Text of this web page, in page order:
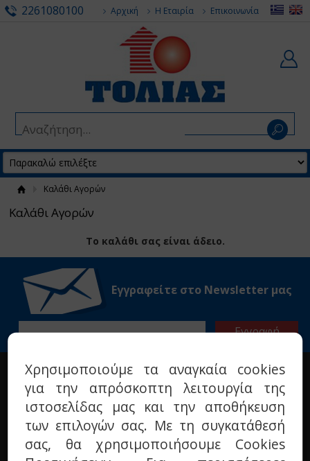
2261080100 Αρχική Η Εταιρία Επικοινωνία
Καλάθι Αγορών
Καλάθι Αγορών
Το καλάθι σας είναι άδειο.
Εγγραφείτε στο Νewsletter μας
Η ΕΤΑΙΡΙΑ
Σχετικά με μας
Όροι χρήσης
Πολιτική προστασίας
Τεχνικά ερωτήματα
Χρησιμοποιούμε τα αναγκαία cookies
για την απρόσκοπτη λειτουργία της
ιστοσελίδας μας και την αποθήκευση
των επιλογών σας. Με τη συγκατάθεσή
σας, θα χρησιμοποιήσουμε Cookies